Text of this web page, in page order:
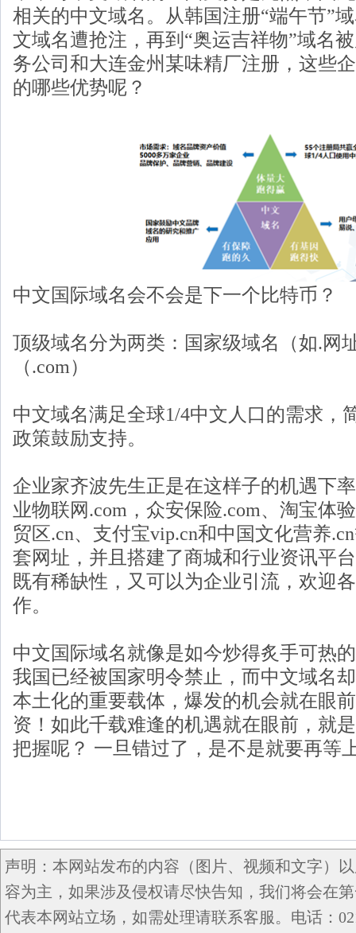
相关的中文域名。从韩国注册“端午节”
文域名遭抢注，再到“奥运吉祥物”域名
务公司和大连金州某味精厂注册，这些
的哪些优势呢？
中文国际域名会不会是下一个比特币？
顶级域名分为两类：国家级域名（如.网
（.com）
中文域名满足全球1/4中文人口的需求，
政策鼓励支持。
企业家齐波先生正是在这样子的机遇下
业物联网.com，众安保险.com、淘宝体
贸区.cn、支付宝vip.cn和中国文化营养
套网址，并且搭建了商城和行业资讯平
既有稀缺性，又可以为企业引流，欢迎
作。
中文国际域名就像是如今炒得炙手可热
我国已经被国家明令禁止，而中文域名
本土化的重要载体，爆发的机会就在眼
资！如此千载难逢的机遇就在眼前，就
把握呢？ 一旦错过了，是不是就要再等
声明：本网站发布的内容（图片、视频和文字）
容为主，如果涉及侵权请尽快告知，我们将会在
代表本网站立场，如需处理请联系客服。电话：